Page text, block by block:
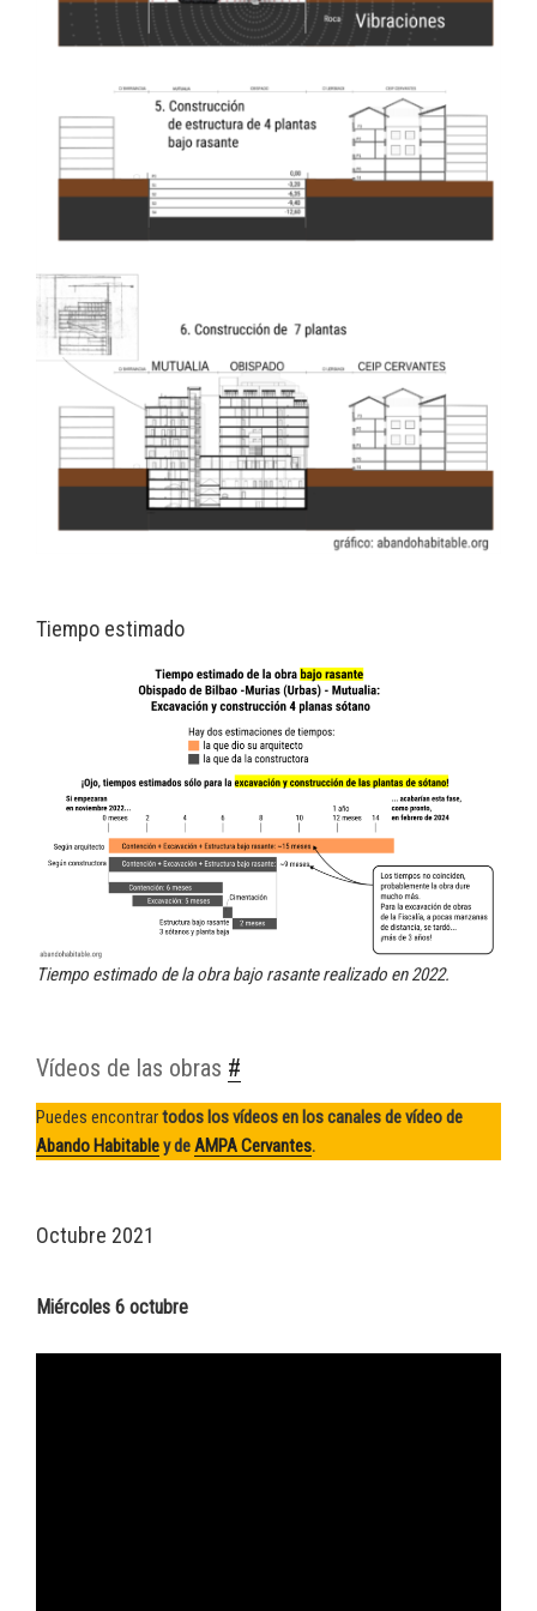
Tiempo estimado
Tiempo estimado de la obra bajo rasante realizado en 2022.
Vídeos de las obras #
Puedes encontrartodos los vídeos en los canales de vídeo de
Abando Habitabley deAMPA Cervantes.
Octubre 2021
Miércoles 6 octubre